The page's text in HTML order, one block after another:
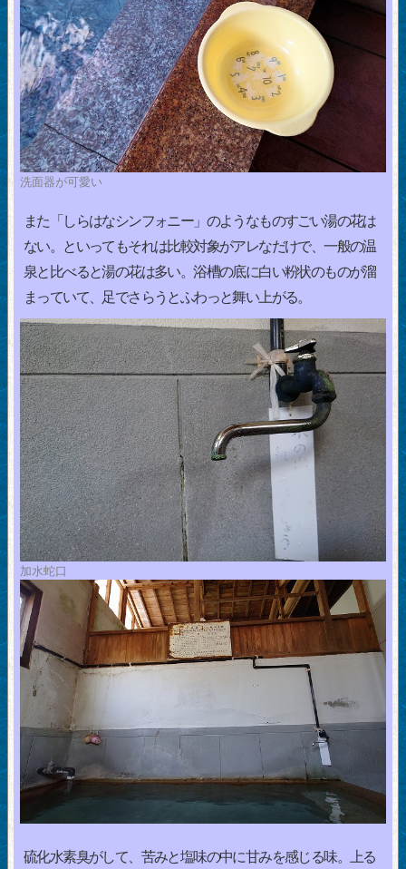
洗面器が可愛い
また「しらはなシンフォニー」のようなものすごい湯の花は
ない。といってもそれは比較対象がアレなだけで、一般の温
泉と比べると湯の花は多い。浴槽の底に白い粉状のものが溜
まっていて、足でさらうとふわっと舞い上がる。
加水蛇口
硫化水素臭がして、苦みと塩味の中に甘みを感じる味。上る